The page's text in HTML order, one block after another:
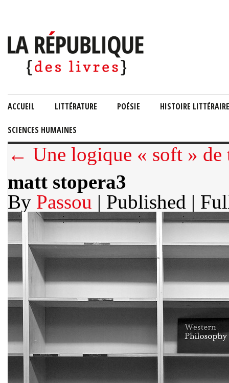
ACCUEIL LITTÉRATURE POÉSIE HISTOIRE LITTÉRAIRE
SCIENCES HUMAINES
← Une logique « soft » de
matt stopera3
By Passou | Published |